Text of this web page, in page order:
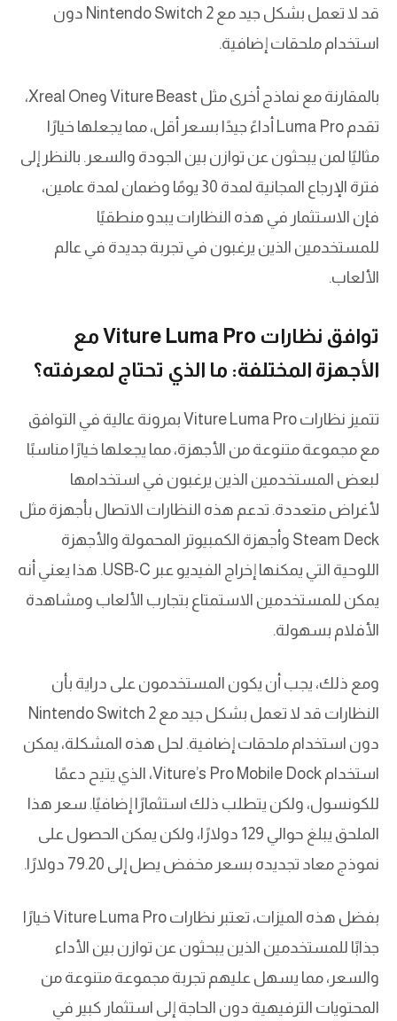
قد لا تعمل بشكل جيد مع Nintendo Switch 2 دون
استخدام ملحقات إضافية.
بالمقارنة مع نماذج أخرى مثل Viture Beast وXreal One،
تقدم Luma Pro أداءً جيدًا بسعر أقل، مما يجعلها خيارًا
مثاليًا لمن يبحثون عن توازن بين الجودة والسعر. بالنظر إلى
فترة الإرجاع المجانية لمدة 30 يومًا وضمان لمدة عامين،
فإن الاستثمار في هذه النظارات يبدو منطقيًا
للمستخدمين الذين يرغبون في تجربة جديدة في عالم
الألعاب.
توافق نظارات Viture Luma Pro مع
الأجهزة المختلفة: ما الذي تحتاج لمعرفته؟
تتميز نظارات Viture Luma Pro بمرونة عالية في التوافق
مع مجموعة متنوعة من الأجهزة، مما يجعلها خيارًا مناسبًا
لبعض المستخدمين الذين يرغبون في استخدامها
لأغراض متعددة. تدعم هذه النظارات الاتصال بأجهزة مثل
Steam Deck وأجهزة الكمبيوتر المحمولة والأجهزة
اللوحية التي يمكنها إخراج الفيديو عبر USB-C. هذا يعني أنه
يمكن للمستخدمين الاستمتاع بتجارب الألعاب ومشاهدة
الأفلام بسهولة.
ومع ذلك، يجب أن يكون المستخدمون على دراية بأن
النظارات قد لا تعمل بشكل جيد مع Nintendo Switch 2
دون استخدام ملحقات إضافية. لحل هذه المشكلة، يمكن
استخدام Viture’s Pro Mobile Dock، الذي يتيح دعمًا
للكونسول، ولكن يتطلب ذلك استثمارًا إضافيًا. سعر هذا
الملحق يبلغ حوالي 129 دولارًا، ولكن يمكن الحصول على
نموذج معاد تجديده بسعر مخفض يصل إلى 79.20 دولارًا.
بفضل هذه الميزات، تعتبر نظارات Viture Luma Pro خيارًا
جذابًا للمستخدمين الذين يبحثون عن توازن بين الأداء
والسعر، مما يسهل عليهم تجربة مجموعة متنوعة من
المحتويات الترفيهية دون الحاجة إلى استثمار كبير في